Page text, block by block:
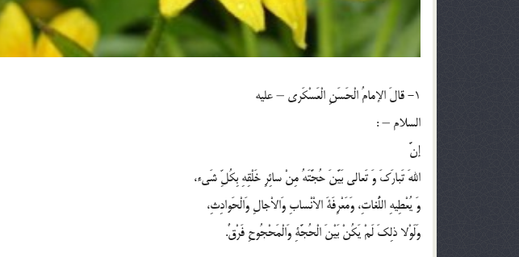
1- قالَ الإمامُ الْحَسَنِ الْعَسْكَري – عليه
السلام – :
إنَّ
اللهَ تَبارَكَ وَ تَعالي بَيَّنَ حُجَّتَهُ مِنْ سائِرِ خَلْقِهِ بِكُلِّ شَيء،
وَ يُعْطِيهِ اللُّغاتِ، وَمَعْرِفَةَ الاْنْسابِ وَالاْجالِ وَالْحَوادِثِ،
وَلَوْلا ذلِكَ لَمْ يَكُنْ بَيْنَ الْحُجَّةِ وَالْمَحْجُوحِ فَرْقٌ.